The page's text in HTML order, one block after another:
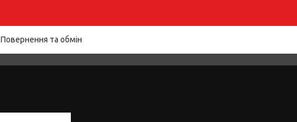
Повернення та обмін